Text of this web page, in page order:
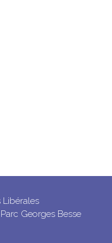
Libérales
Georges Besse